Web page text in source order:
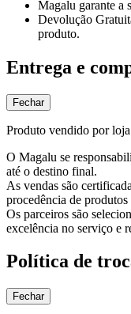
Magalu garante a
Devolução
produto.
Entrega e
Fechar
Produto vendido por
O Magalu se
até o destino final.
As vendas são
procedência de
Os parceiros são
excelência no serviço e
Política de
Fechar